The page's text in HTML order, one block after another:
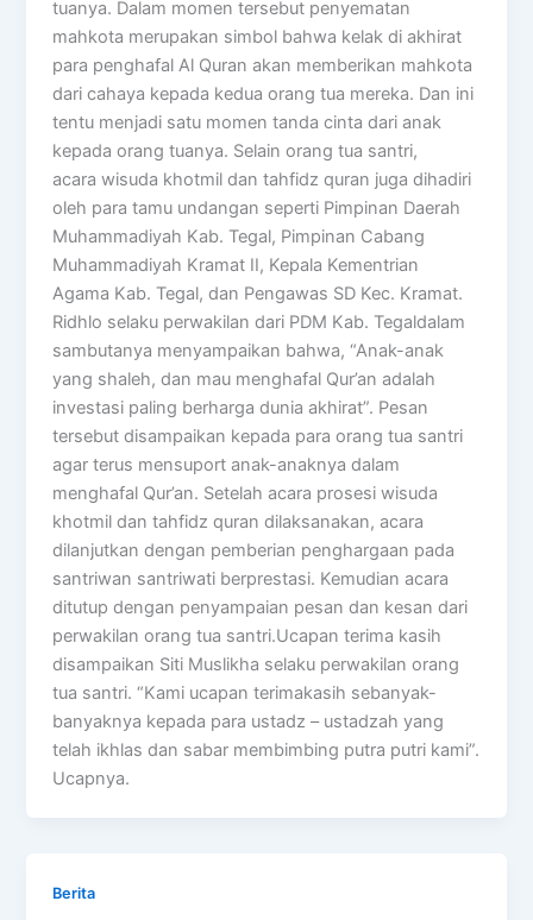
tuanya. Dalam momen tersebut penyematan
mahkota merupakan simbol bahwa kelak di akhirat
para penghafal Al Quran akan memberikan mahkota
dari cahaya kepada kedua orang tua mereka. Dan ini
tentu menjadi satu momen tanda cinta dari anak
kepada orang tuanya. Selain orang tua santri,
acara wisuda khotmil dan tahfidz quran juga dihadiri
oleh para tamu undangan seperti Pimpinan Daerah
Muhammadiyah Kab. Tegal, Pimpinan Cabang
Muhammadiyah Kramat II, Kepala Kementrian
Agama Kab. Tegal, dan Pengawas SD Kec. Kramat.
Ridhlo selaku perwakilan dari PDM Kab. Tegaldalam
sambutanya menyampaikan bahwa, “Anak-anak
yang shaleh, dan mau menghafal Qur’an adalah
investasi paling berharga dunia akhirat”. Pesan
tersebut disampaikan kepada para orang tua santri
agar terus mensuport anak-anaknya dalam
menghafal Qur’an. Setelah acara prosesi wisuda
khotmil dan tahfidz quran dilaksanakan, acara
dilanjutkan dengan pemberian penghargaan pada
santriwan santriwati berprestasi. Kemudian acara
ditutup dengan penyampaian pesan dan kesan dari
perwakilan orang tua santri.Ucapan terima kasih
disampaikan Siti Muslikha selaku perwakilan orang
tua santri. “Kami ucapan terimakasih sebanyak-
banyaknya kepada para ustadz – ustadzah yang
telah ikhlas dan sabar membimbing putra putri kami”.
Ucapnya.
Berita